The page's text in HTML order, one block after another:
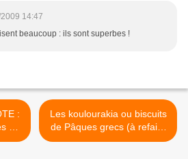
14:47
beaucoup : ils sont superbes !
de
Les koulourakia ou biscuits
de Pâques grecs (à refaire
toute l'année) >